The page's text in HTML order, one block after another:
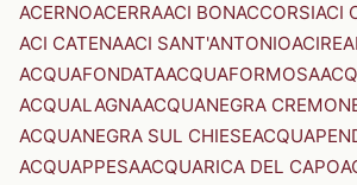
ACERNOACERRAACI BONACCORSIACI
ACI CATENAACI SANT'ANTONIO
ACQUAFONDATAACQUAFORMOSA
ACQUALAGNAACQUANEGRA
ACQUANEGRA SUL CHIESE
ACQUAPPESAACQUARICA DEL CAPO